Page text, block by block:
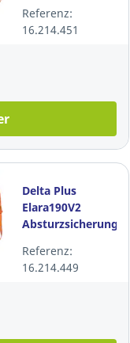
Referenz:
16.214.451
Delta Plus
Elara190V2
Referenz:
16.214.449